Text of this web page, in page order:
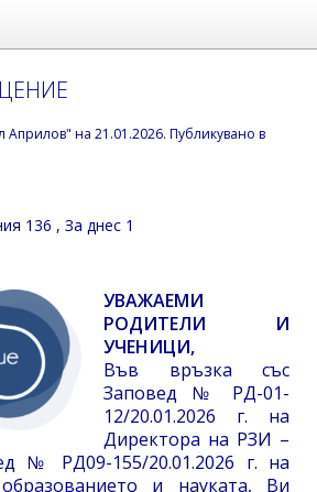
Априлов" на 21.01.2026. Публикувано в
136 , За днес 1
УВАЖАЕМИ
РОДИТЕЛИ И
УЧЕНИЦИ,
Във връзка със
Заповед № РД-01-
12/20.01.2026 г. на
Директора на РЗИ –
№ РД09-155/20.01.2026 г. на
и науката, Ви